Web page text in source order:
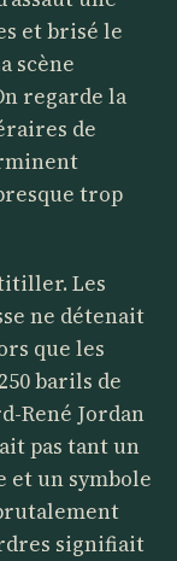
et brisé le
scène
regarde la
de
trop
Les
ne détenait
que les
barils de
René Jordan
pas tant un
et un symbole
signifiait